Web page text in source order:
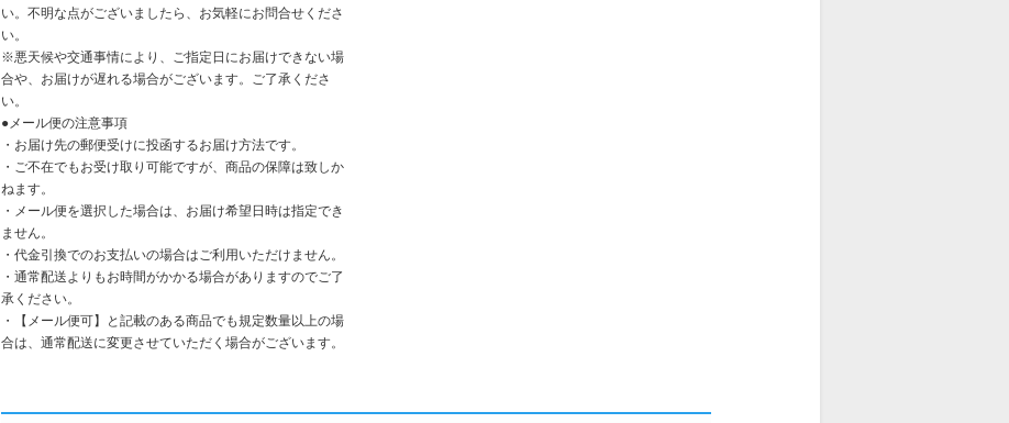
い。不明な点がございましたら、お気軽にお問合せくださ
い。
※悪天候や交通事情により、ご指定日にお届けできない場
合や、お届けが遅れる場合がございます。ご了承くださ
い。
●メール便の注意事項
・お届け先の郵便受けに投函するお届け方法です。
・ご不在でもお受け取り可能ですが、商品の保障は致しか
ねます。
・メール便を選択した場合は、お届け希望日時は指定でき
ません。
・代金引換でのお支払いの場合はご利用いただけません。
・通常配送よりもお時間がかかる場合がありますのでご了
承ください。
・【メール便可】と記載のある商品でも規定数量以上の場
合は、通常配送に変更させていただく場合がございます。